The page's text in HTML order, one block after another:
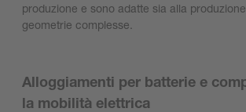
produzione e sono adatte sia alla
geometrie complesse.
Alloggiamenti per batterie e
la mobilità elettrica